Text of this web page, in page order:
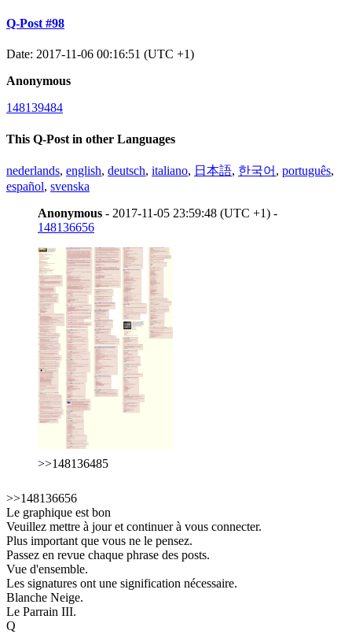
Q-Post #98
Date: 2017-11-06 00:16:51 (UTC +1)
Anonymous
148139484
This Q-Post in other Languages
nederlands, english, deutsch, italiano, 日本語, 한국어 , português,
español, svenska
Anonymous - 2017-11-05 23:59:48 (UTC +1) -
148136656
>>148136485
>>148136656
Le graphique est bon
Veuillez mettre à jour et continuer à vous connecter.
Plus important que vous ne le pensez.
Passez en revue chaque phrase des posts.
Vue d'ensemble.
Les signatures ont une signification nécessaire.
Blanche Neige.
Le Parrain III.
Q